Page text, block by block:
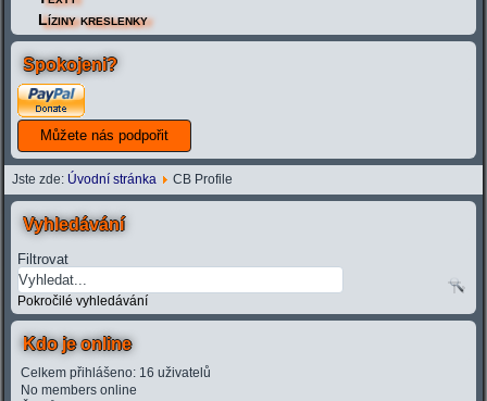
Líziny kreslenky
Spokojeni?
Jste zde: Úvodní stránka CB Profile
Vyhledávání
Filtrovat
Pokročilé vyhledávání
Kdo je online
Celkem přihlášeno: 16 uživatelů
No members online